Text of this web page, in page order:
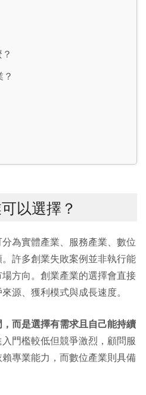
以選擇？
為實體產業、服務產業、數位
許多創業失敗案例並非執行能
方向。創業產業的選擇會直接
源、獲利模式與成長速度。
而是選擇有需求且自己能持續
門檻較低但競爭激烈，顧問服
專業能力，而數位產業則具備